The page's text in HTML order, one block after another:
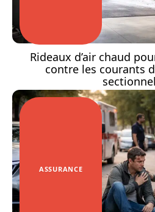
Rideaux d’air chaud
contre les courants
ASSURANCE